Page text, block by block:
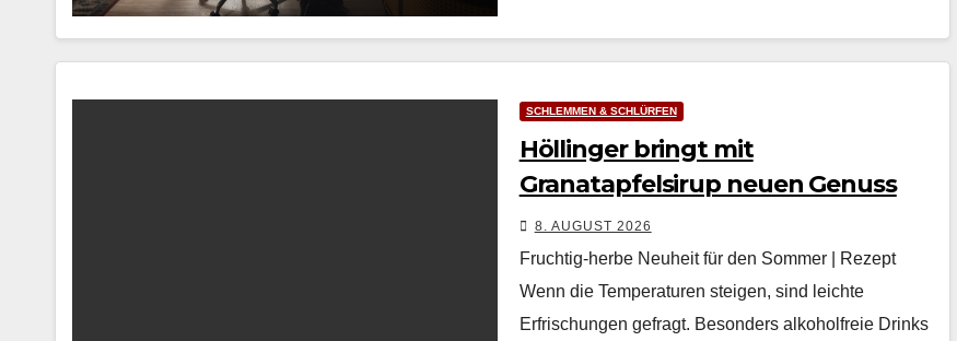
SCHLEMMEN & SCHLÜRFEN
Höllinger bringt mit
Granatapfelsirup neuen Genuss
8. AUGUST 2026
Fruchtig-herbe Neuheit für den Sommer | Rezept
Wenn die Tem­per­a­turen steigen, sind leichte
Erfrischun­gen gefragt. Beson­ders alko­hol­freie Drinks